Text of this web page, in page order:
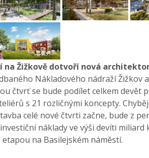
na Žižkově dotvoří nová
Nákladového nádraží Žižkov
čtvrť se bude podílet celkem devět
s 21 rozličnými koncepty.
celé nové čtvrti začne, bude z
náklady ve výši devíti
etapou na Basilejském náměstí.